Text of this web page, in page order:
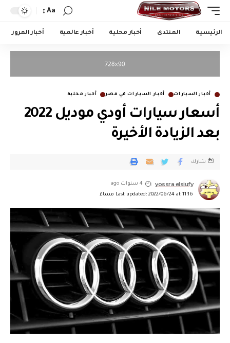
Aa
الرئيسية المنتدى أخبار محلية أخبار عالمية أخبار المرور
أخبار السيارات أخبار السيارات في مصر أخبار محلية
أسعار سيارات أودي موديل 2022
بعد الزيادة الأخيرة
Last updated: 2022/06/24 at 11:16 مساءً
yossra elsiufy 4 سنوات ago
شارك